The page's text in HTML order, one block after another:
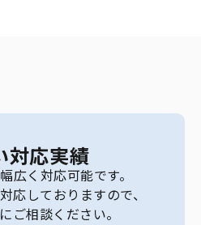
対応実績
広く対応可能です。
応しておりますので、
ご相談ください。